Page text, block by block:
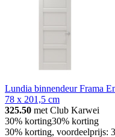
Lundia binnendeur Frama
78 x 201,5 cm
325.50 met Club Karwei
30% korting30% korting
30% korting, voordeelprijs: